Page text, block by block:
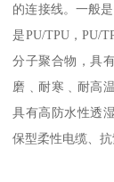
的连接线。一般
是PU/TPU，PU/
分子聚合物，具
磨﹑耐寒﹑耐高
具有高防水性透
保型柔性电缆、